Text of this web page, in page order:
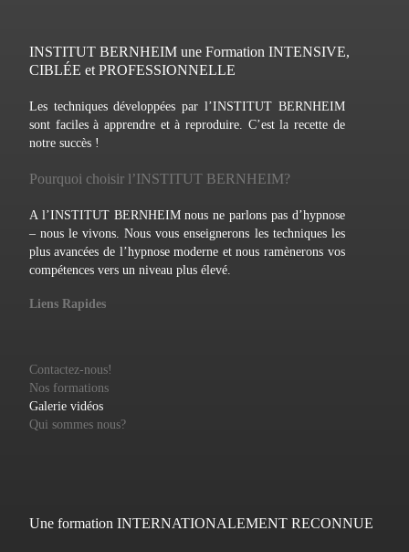
INSTITUT BERNHEIM une Formation INTENSIVE,
CIBLÉE et PROFESSIONNELLE
Les techniques développées par l’INSTITUT BERNHEIM
sont faciles à apprendre et à reproduire. C’est la recette de
notre succès !
Pourquoi choisir l’INSTITUT BERNHEIM?
A l’INSTITUT BERNHEIM nous ne parlons pas d’hypnose
– nous le vivons. Nous vous enseignerons les techniques les
plus avancées de l’hypnose moderne et nous ramènerons vos
compétences vers un niveau plus élevé.
Liens Rapides
Contactez-nous!
Nos formations
Galerie vidéos
Qui sommes nous?
Une formation INTERNATIONALEMENT RECONNUE